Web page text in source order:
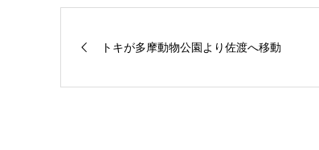
トキが多摩動物公園より佐渡へ移動